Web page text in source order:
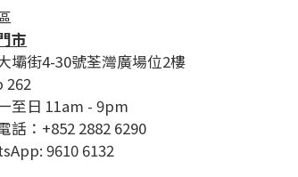
市
壩街4-30號荃灣廣場位2樓
262
至日 11am - 9pm
話：+852 2882 6290
9610 6132